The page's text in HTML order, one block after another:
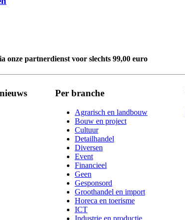
partnerdienst voor slechts 99,00 euro
Per branche
Agrarisch en landbouw
Bouw en project
Cultuur
Detailhandel
Diversen
Event
Financieel
Geen
Gesponsord
Groothandel en import
Horeca en toerisme
ICT
Industrie en productie